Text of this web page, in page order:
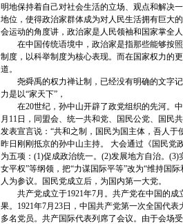
明地保持着自己对社会生活的立场、观点和解决
地位，使得政治家群体成为对人民生活拥有巨大
会运动的角度讲，政治家是人民领袖和国家掌全人
在中国传统语境中，政治家是指那些能够按照
制度，以科举制度为核心表现。而在国家权力的
道。
尧舜禹的权力禅让制，已经没有明确的文字记
力是以“家天下”，
在20世纪，孙中山开辟了政党组织的先河。中
月11日，同盟会、统一共和党、国民公党、国民
发表宣言说：“共和之制，国民为国主体，吾人
昨日刚刚抵京的孙中山主持。 大会通过《国民党
为五项：(1)促成政治统一。(2)发展地方自治。
女平权”等纲领，把“力谋国际平等”改为“维持国
人为参议。国民党成立后，为国内第一大党。
共产党成立于1921年7月。共产党在中国的成
果。1921年7月23日，中国共产党第一次全国代
多名党员。共产国际代表列席了会议。由于会场